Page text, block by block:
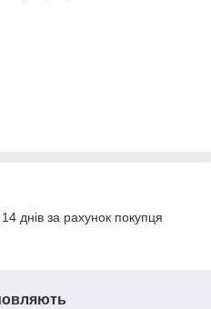
днів за рахунок покупця